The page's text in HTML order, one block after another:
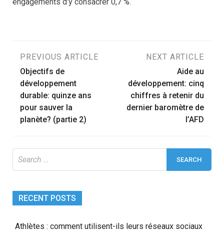
Post
navigation
PREVIOUS ARTICLE
Objectifs de
développement
durable: quinze ans
pour sauver la
planète? (partie 2)
NEXT ARTICLE
Aide au
développement: cinq
chiffres à retenir du
dernier baromètre de
l’AFD
for:
RECENT POSTS
Athlètes : comment utilisent-ils leurs réseaux sociaux